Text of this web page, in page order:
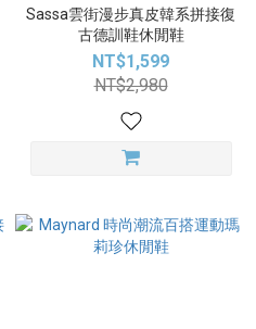
Sassa雲街漫步真皮韓系拼接復
古德訓鞋休閒鞋
NT$1,599
NT$2,980